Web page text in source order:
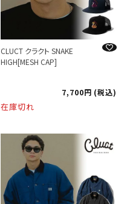
CLUCT クラクト SNAKE
HIGH[MESH CAP]
7,700 税込
在庫切れ